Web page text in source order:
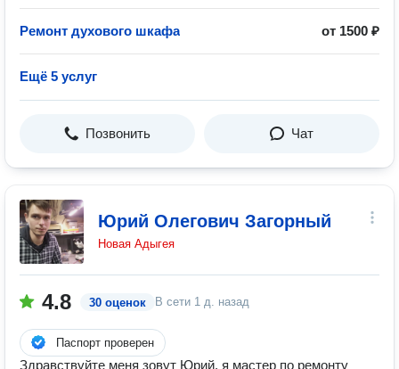
Ремонт духового шкафа от 1500 ₽
Ещё 5 услуг
Позвонить Чат
Юрий Олегович Загорный
Новая Адыгея
4.8 30 оценок В сети 1 д. назад
Паспорт проверен
Здравствуйте меня зовут Юрий, я мастер по ремонту